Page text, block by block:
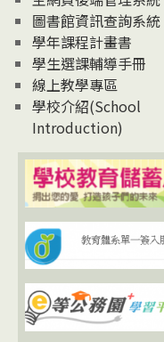
圖書館資訊查詢系統
學年課程計畫書
學生選課輔導手冊
線上教學專區
學校介紹(School
Introduction)